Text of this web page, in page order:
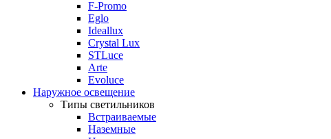
F-Promo
Eglo
Ideallux
Crystal Lux
STLuce
Arte
Evoluce
Наружное освещение
Типы светильников
Встраиваемые
Наземные